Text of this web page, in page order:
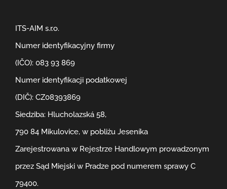
ITS-AIM s.r.o.
Numer identyfikacyjny firmy
(IČO): 083 93 869
Numer identyfikacji podatkowej
(DIČ): CZ08393869
Siedziba: Hlucholazská 58,
790 84 Mikulovice, w pobliżu Jeseníka
Zarejestrowana w Rejestrze Handlowym prowadzonym
przez Sąd Miejski w Pradze pod numerem sprawy C
79400.